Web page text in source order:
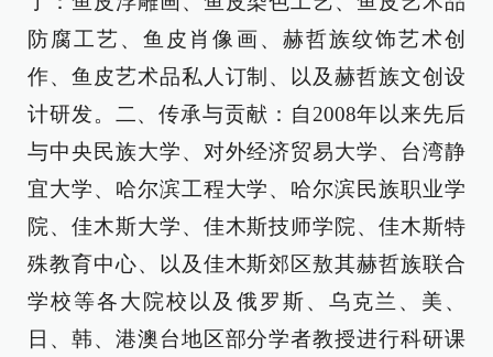
防腐工艺、鱼皮肖像画、赫哲族纹饰艺术创
作、鱼皮艺术品私人订制、以及赫哲族文创设
计研发。二、传承与贡献：自2008年以来先后
与中央民族大学、对外经济贸易大学、台湾静
宜大学、哈尔滨工程大学、哈尔滨民族职业学
院、佳木斯大学、佳木斯技师学院、佳木斯特
殊教育中心、以及佳木斯郊区敖其赫哲族联合
学校等各大院校以及俄罗斯、乌克兰、美、
日、韩、港澳台地区部分学者教授进行科研课